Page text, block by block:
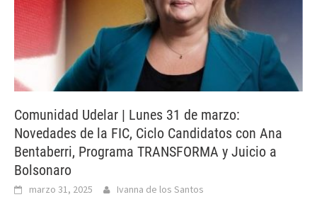
Comunidad Udelar | Lunes 31 de marzo:
Novedades de la FIC, Ciclo Candidatos con Ana
Bentaberri, Programa TRANSFORMA y Juicio a
Bolsonaro
marzo 31, 2025 Ivanna de los Santos